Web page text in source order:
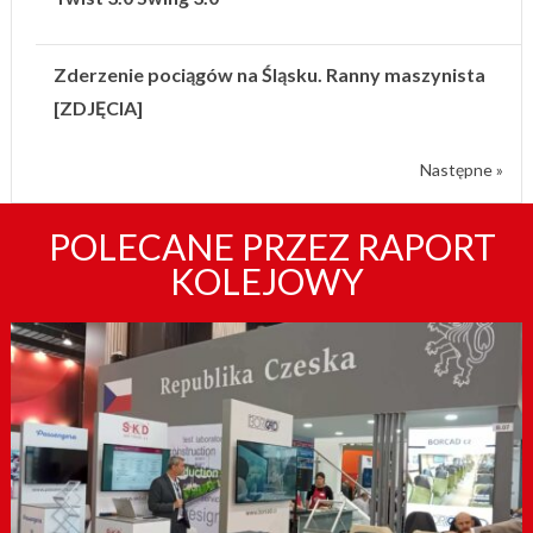
Zderzenie pociągów na Śląsku. Ranny maszynista
[ZDJĘCIA]
Następne »
POLECANE PRZEZ RAPORT
KOLEJOWY